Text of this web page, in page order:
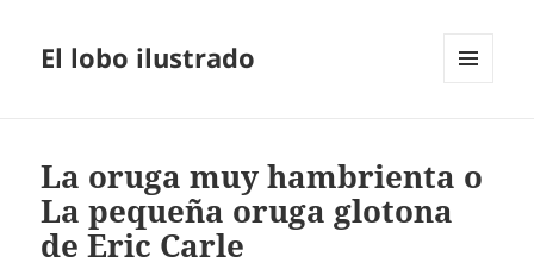
El lobo ilustrado
La oruga muy hambrienta o
La pequeña oruga glotona
de Eric Carle